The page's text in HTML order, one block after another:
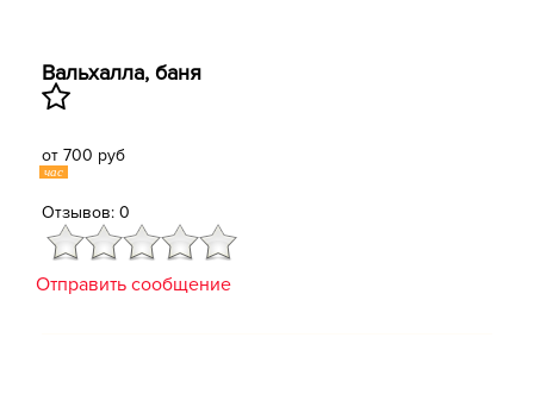
Вальхалла, баня
от 700 руб
час
Отзывов: 0
Отправить сообщение